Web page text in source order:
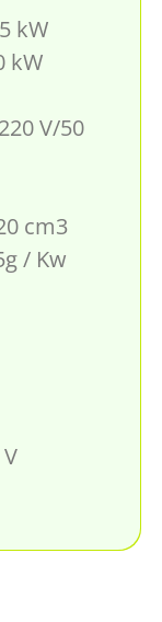
kW
kW
V/50
cm3
/ Kw